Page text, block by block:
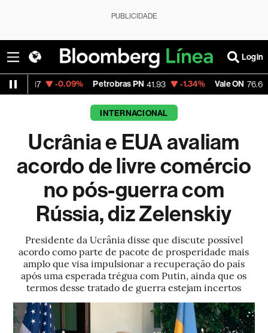
PUBLICIDADE
Login
-0.09% Petrobras PN 41.93 -1.34% Vale ON 76.66 +0.46%
INTERNACIONAL
Ucrânia e EUA avaliam
acordo de livre comércio
no pós-guerra com
Rússia, diz Zelenskiy
Presidente da Ucrânia disse que discute possível
acordo como parte de pacote de prosperidade mais
amplo que visa impulsionar a recuperação do país
após uma esperada trégua com Putin, ainda que os
termos desse tratado de guerra estejam incertos